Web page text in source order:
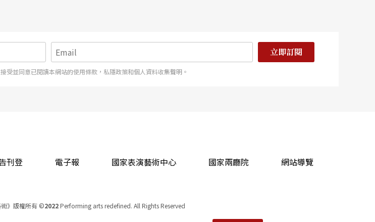
的一切裝飾性的東西都是多
時重視所謂的「文字語
語言」或是「肢體語言」在
立即訂閱
受並同意已閱讀本網站的使用條款，私隱政策和個人資料收集聲明。
刊登 電子報 國家表演藝術中心 國家兩廳院 網站導覽
》版權所有©2022Performing arts redefined. All Rights Reserved